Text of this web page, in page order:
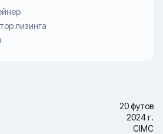
лизинга
20 футов
2024 г.
CIMC